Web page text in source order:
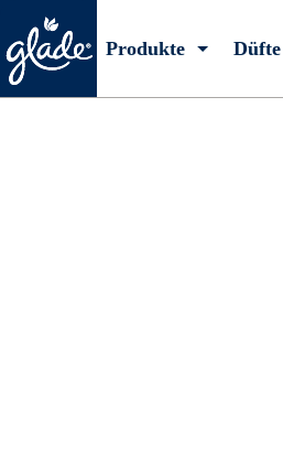
Produkte Düfte